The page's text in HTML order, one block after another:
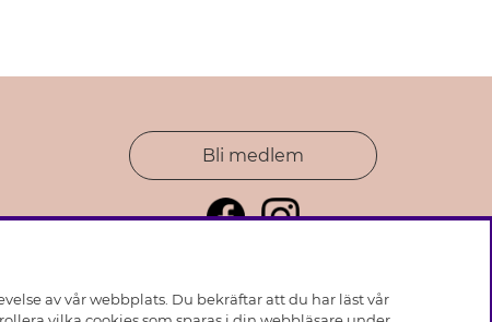
Bli medlem
av vår webbplats. Du bekräftar att du har läst vår